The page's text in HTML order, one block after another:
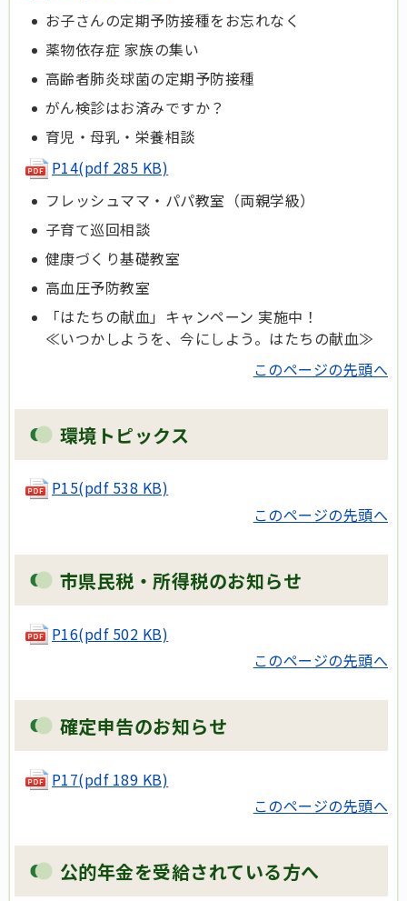
お子さんの定期予防接種をお忘れなく
薬物依存症 家族の集い
高齢者肺炎球菌の定期予防接種
がん検診はお済みですか？
育児・母乳・栄養相談
P14(pdf 285 KB)
フレッシュママ・パパ教室（両親学級）
子育て巡回相談
健康づくり基礎教室
高血圧予防教室
「はたちの献血」キャンペーン 実施中！
≪いつかしようを、今にしよう。はたちの献血≫
このページの先頭へ
環境トピックス
P15(pdf 538 KB)
このページの先頭へ
市県民税・所得税のお知らせ
P16(pdf 502 KB)
このページの先頭へ
確定申告のお知らせ
P17(pdf 189 KB)
このページの先頭へ
公的年金を受給されている方へ